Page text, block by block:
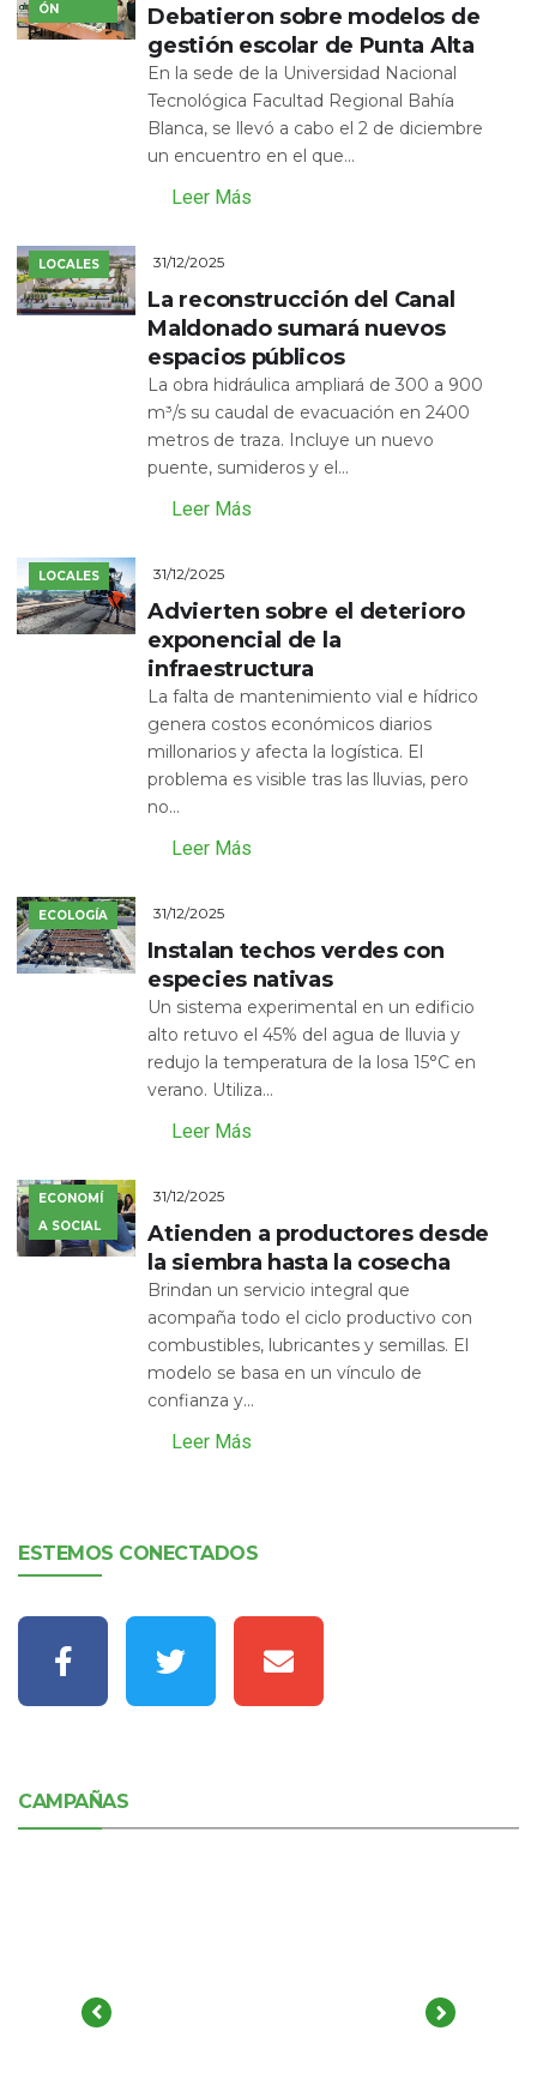
ÓN
Debatieron sobre modelos de
gestión escolar de Punta Alta
En la sede de la Universidad Nacional
Tecnológica Facultad Regional Bahía
Blanca, se llevó a cabo el 2 de diciembre
un encuentro en el que...
Leer Más
LOCALES 31/12/2025
La reconstrucción del Canal
Maldonado sumará nuevos
espacios públicos
La obra hidráulica ampliará de 300 a 900
m³/s su caudal de evacuación en 2400
metros de traza. Incluye un nuevo
puente, sumideros y el...
Leer Más
LOCALES 31/12/2025
Advierten sobre el deterioro
exponencial de la
infraestructura
La falta de mantenimiento vial e hídrico
genera costos económicos diarios
millonarios y afecta la logística. El
problema es visible tras las lluvias, pero
no...
Leer Más
ECOLOGÍA 31/12/2025
Instalan techos verdes con
especies nativas
Un sistema experimental en un edificio
alto retuvo el 45% del agua de lluvia y
redujo la temperatura de la losa 15°C en
verano. Utiliza...
Leer Más
ECONOMÍ
A SOCIAL
31/12/2025
Atienden a productores desde
la siembra hasta la cosecha
Brindan un servicio integral que
acompaña todo el ciclo productivo con
combustibles, lubricantes y semillas. El
modelo se basa en un vínculo de
confianza y...
Leer Más
ESTEMOS CONECTADOS
CAMPAÑAS